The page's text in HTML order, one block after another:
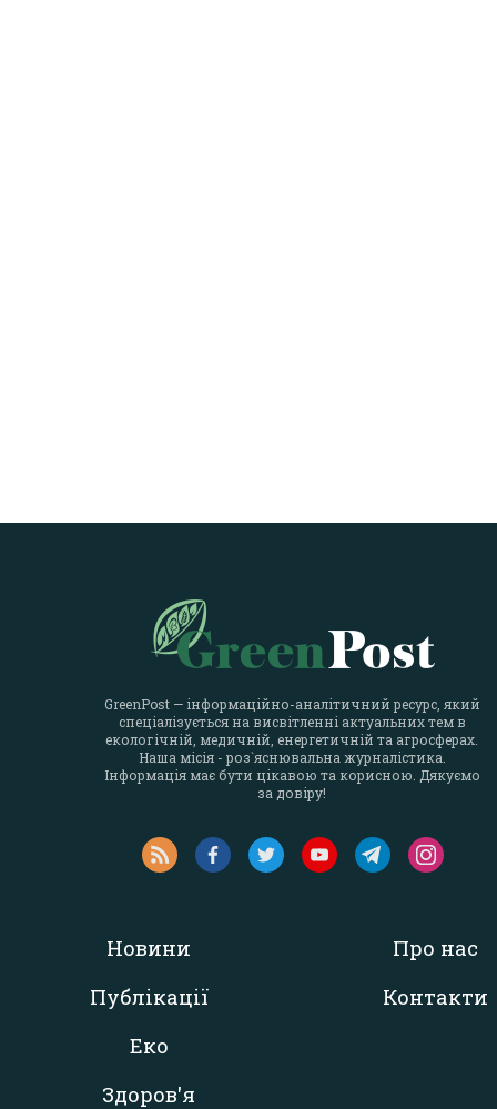
GreenPost — інформаційно-аналітичний ресурс, який
спеціалізується на висвітленні актуальних тем в
екологічній, медичній, енергетичній та агросферах.
Наша місія - роз`яснювальна журналістика.
Інформація має бути цікавою та корисною. Дякуємо
за довіру!
Новини
Публікації
Еко
Здоров'я
Про нас
Контакти